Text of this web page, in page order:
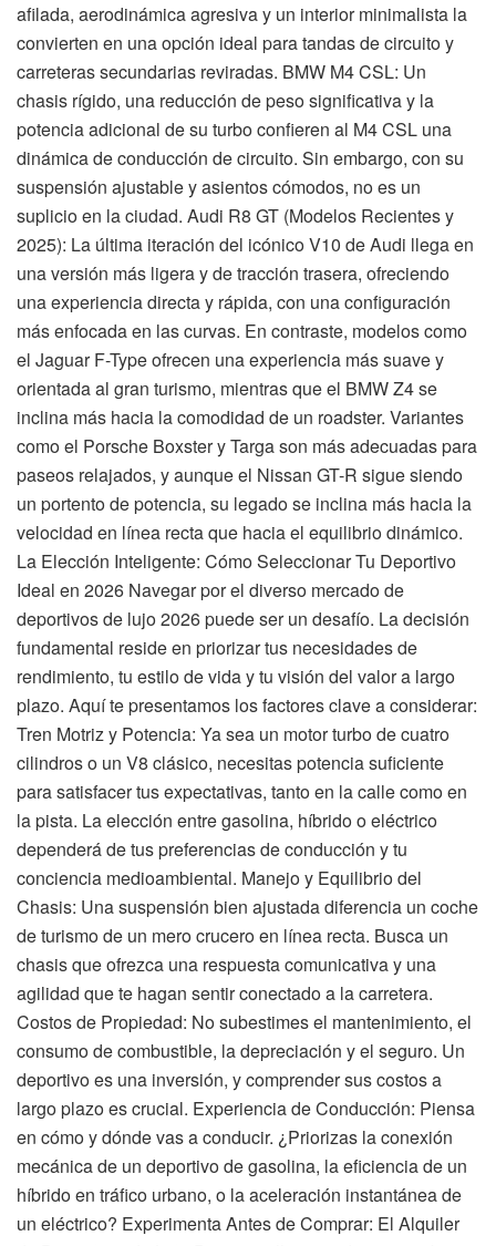
afilada, aerodinámica agresiva y un interior minimalista la
convierten en una opción ideal para tandas de circuito y
carreteras secundarias reviradas. BMW M4 CSL: Un
chasis rígido, una reducción de peso significativa y la
potencia adicional de su turbo confieren al M4 CSL una
dinámica de conducción de circuito. Sin embargo, con su
suspensión ajustable y asientos cómodos, no es un
suplicio en la ciudad. Audi R8 GT (Modelos Recientes y
2025): La última iteración del icónico V10 de Audi llega en
una versión más ligera y de tracción trasera, ofreciendo
una experiencia directa y rápida, con una configuración
más enfocada en las curvas. En contraste, modelos como
el Jaguar F-Type ofrecen una experiencia más suave y
orientada al gran turismo, mientras que el BMW Z4 se
inclina más hacia la comodidad de un roadster. Variantes
como el Porsche Boxster y Targa son más adecuadas para
paseos relajados, y aunque el Nissan GT-R sigue siendo
un portento de potencia, su legado se inclina más hacia la
velocidad en línea recta que hacia el equilibrio dinámico.
La Elección Inteligente: Cómo Seleccionar Tu Deportivo
Ideal en 2026 Navegar por el diverso mercado de
deportivos de lujo 2026 puede ser un desafío. La decisión
fundamental reside en priorizar tus necesidades de
rendimiento, tu estilo de vida y tu visión del valor a largo
plazo. Aquí te presentamos los factores clave a considerar:
Tren Motriz y Potencia: Ya sea un motor turbo de cuatro
cilindros o un V8 clásico, necesitas potencia suficiente
para satisfacer tus expectativas, tanto en la calle como en
la pista. La elección entre gasolina, híbrido o eléctrico
dependerá de tus preferencias de conducción y tu
conciencia medioambiental. Manejo y Equilibrio del
Chasis: Una suspensión bien ajustada diferencia un coche
de turismo de un mero crucero en línea recta. Busca un
chasis que ofrezca una respuesta comunicativa y una
agilidad que te hagan sentir conectado a la carretera.
Costos de Propiedad: No subestimes el mantenimiento, el
consumo de combustible, la depreciación y el seguro. Un
deportivo es una inversión, y comprender sus costos a
largo plazo es crucial. Experiencia de Conducción: Piensa
en cómo y dónde vas a conducir. ¿Priorizas la conexión
mecánica de un deportivo de gasolina, la eficiencia de un
híbrido en tráfico urbano, o la aceleración instantánea de
un eléctrico? Experimenta Antes de Comprar: El Alquiler